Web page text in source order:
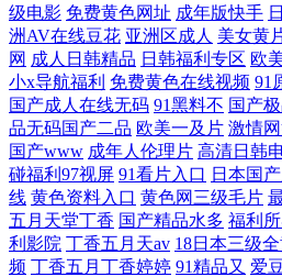
级电影 免费黄色网址 成年版快手
洲AV在线豆花 亚洲区成人 美女黄
网 成人日韩精品 日韩福利专区 欧
小x导航福利 免费黄色在线视频 91
国产成人在线无码 91黑料不 国产
品无码国产二品 欧美一及片 激情
国产www 成年人伦理片 高清日韩
碰福利97视屏 91看片入口 日本国
线 黄色资料入口 黄色网三级毛片
五月天堂丁香 国产精品水多 福利
利影院 丁香五月天av 18日本三级
频 丁香五月丁香婷婷 91精品又 爱